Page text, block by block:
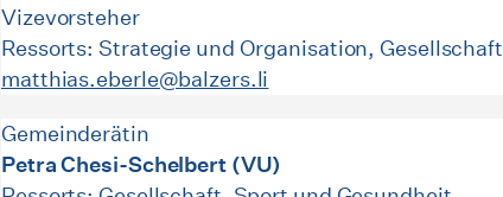
Vizevorsteher
Ressorts: Strategie und Organisation, Gesellschaft
matthias.eberle@balzers.li
Gemeinderätin
Petra Chesi-Schelbert (VU)